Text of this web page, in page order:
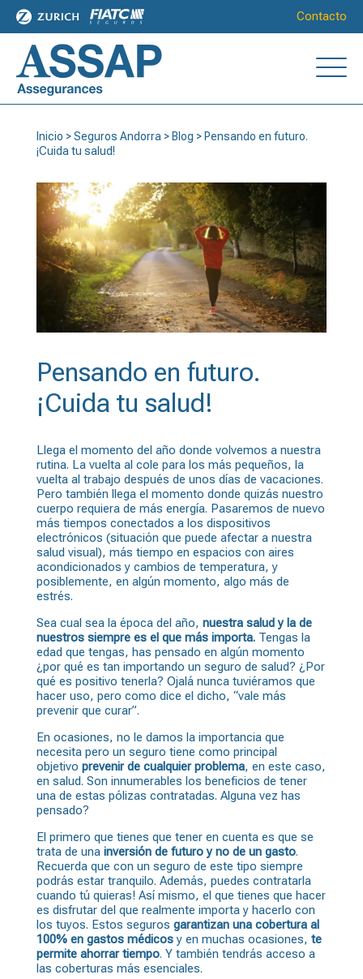
Contacto
Inicio >Seguros Andorra > Blog > Pensando en futuro.
¡Cuida tu salud!
Pensando en futuro.
¡Cuida tu salud!
Llega el momento del año donde volvemos a nuestra
rutina. La vuelta al cole para los más pequeños, la
vuelta al trabajo después de unos días de vacaciones.
Pero también llega el momento donde quizás nuestro
cuerpo requiera de más energía. Pasaremos de nuevo
más tiempos conectados a los dispositivos
electrónicos (situación que puede afectar a nuestra
salud visual), más tiempo en espacios con aires
acondicionados y cambios de temperatura, y
posiblemente, en algún momento, algo más de
estrés.
Sea cual sea la época del año, nuestra salud y la de
nuestros siempre es el que más importa.Tengas la
edad que tengas, has pensado en algún momento
¿por qué es tan importando un seguro de salud? ¿Por
qué es positivo tenerla? Ojalá nunca tuviéramos que
hacer uso, pero como dice el dicho, “vale más
prevenir que curar”.
En ocasiones, no le damos la importancia que
necesita pero un seguro tiene como principal
objetivo prevenir de cualquier problema, en este caso,
en salud. Son innumerables los beneficios de tener
una de estas pólizas contratadas. Alguna vez has
pensado?
El primero que tienes que tener en cuenta es que se
trata de una inversión de futuro y no de un gasto.
Recuerda que con un seguro de este tipo siempre
podrás estar tranquilo. Además, puedes contratarla
cuando tú quieras! Así mismo, el que tienes que hacer
es disfrutar del que realmente importa y hacerlo con
los tuyos. Estos seguros garantizan una cobertura al
100% en gastos médicosy en muchas ocasiones, te
permite ahorrar tiempo. Y también tendrás acceso a
las coberturas más esenciales.